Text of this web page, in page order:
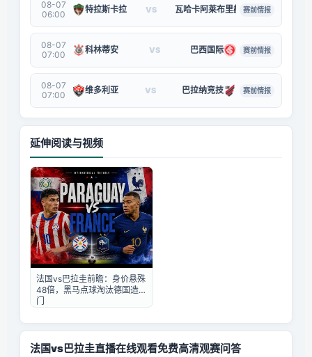
08-07
06:00
特拉斯卡拉 VS 瓦哈卡阿莱布里赫斯赛前情报
08-07
07:00
科林蒂安 VS 巴西国际 赛前情报
08-07
07:00
维多利亚 VS 巴拉纳竞技 赛前情报
延伸阅读与视频
法国vs巴拉圭前瞻：身价悬殊
48倍，黑马点球淘汰德国造冷
门
法国vs巴拉圭直播在线观看免费高清观赛问答